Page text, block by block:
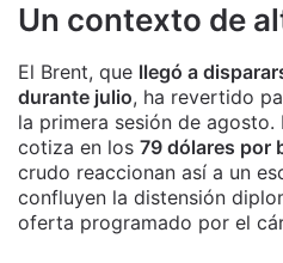
Un contexto de
El Brent, que llegó a
durante julio, ha revertido
la primera sesión de agosto.
cotiza en los 79 dólares por
crudo reaccionan así a un
confluyen la distensión
oferta programado por el